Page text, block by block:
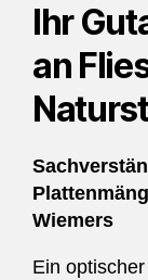
Ihr
an
Wiemers
Ein